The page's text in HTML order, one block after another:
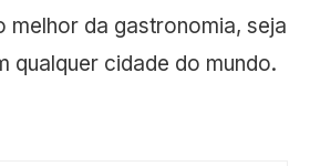
da gastronomia, seja
qualquer cidade do mundo.